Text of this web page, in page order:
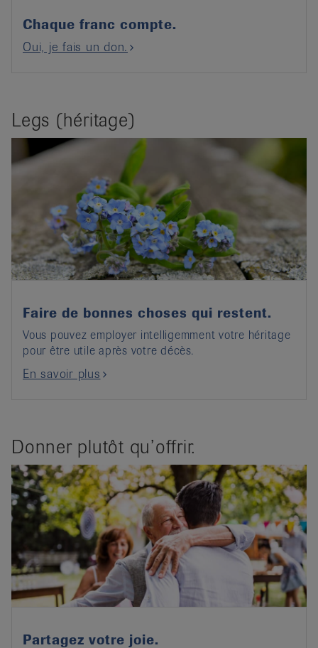
Chaque franc compte.
Oui, je fais un don.
Legs (héritage)
Faire de bonnes choses qui restent.
Vous pouvez employer intelligemment votre héritage
pour être utile après votre décès.
En savoir plus
Donner plutôt qu’offrir.
Partagez votre joie.